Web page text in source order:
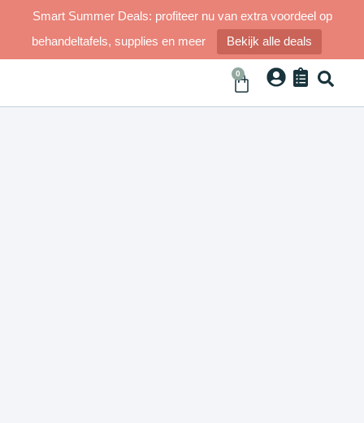
Smart Summer Deals: profiteer nu van extra voordeel op
behandeltafels, supplies en meer
Bekijk alle deals
0